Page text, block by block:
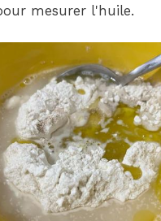
mesurer l'huile.